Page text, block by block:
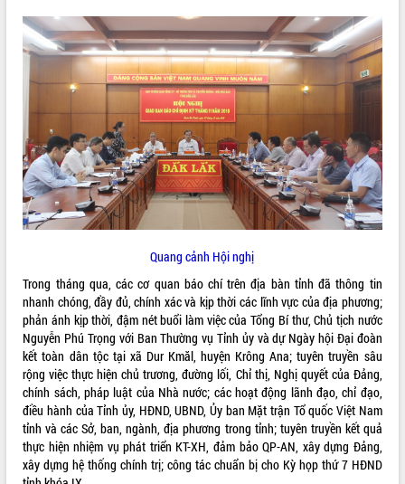
HỆ THỐNG VĂN BẢN
VĂN BẢN HĐND TỈNH
QUY HOẠCH - KẾ HOẠCH
Quang cảnh Hội nghị
Trong tháng qua, các cơ quan báo chí trên địa bàn tỉnh đã thông tin
nhanh chóng, đầy đủ, chính xác và kịp thời các lĩnh vực của địa phương;
phản ánh kịp thời, đậm nét buổi làm việc của Tổng Bí thư, Chủ tịch nước
Nguyễn Phú Trọng với Ban Thường vụ Tỉnh ủy và dự Ngày hội Đại đoàn
kết toàn dân tộc tại xã Dur Kmăl, huyện Krông Ana; tuyên truyền sâu
rộng việc thực hiện chủ trương, đường lối, Chỉ thị, Nghị quyết của Đảng,
chính sách, pháp luật của Nhà nước; các hoạt động lãnh đạo, chỉ đạo,
điều hành của Tỉnh ủy, HĐND, UBND, Ủy ban Mặt trận Tổ quốc Việt Nam
tỉnh và các Sở, ban, ngành, địa phương trong tỉnh; tuyên truyền kết quả
thực hiện nhiệm vụ phát triển KT-XH, đảm bảo QP-AN, xây dựng Đảng,
xây dựng hệ thống chính trị; công tác chuẩn bị cho Kỳ họp thứ 7 HĐND